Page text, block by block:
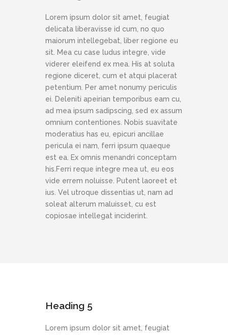
Lorem ipsum dolor sit amet, feugiat
delicata liberavisse id cum, no quo
maiorum intellegebat, liber regione eu
sit. Mea cu case ludus integre, vide
viderer eleifend ex mea. His at soluta
regione diceret, cum et atqui placerat
petentium. Per amet nonumy periculis
ei. Deleniti apeirian temporibus eam cu,
ad mea ipsum sadipscing, sed ex assum
omnium contentiones. Nobis suavitate
moderatius has eu, epicuri ancillae
pericula ei nam, ferri ipsum quaeque
est ea. Ex omnis menandri conceptam
his.Ferri reque integre mea ut, eu eos
vide errem noluisse. Putent laoreet et
ius. Vel utroque dissentias ut, nam ad
soleat alterum maluisset, cu est
copiosae intellegat inciderint.
Heading 5
Lorem ipsum dolor sit amet, feugiat